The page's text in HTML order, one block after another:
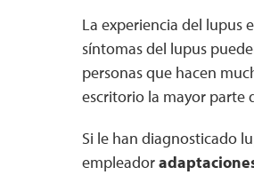
La experiencia del lupus
síntomas del lupus
personas que hacen
escritorio la mayor parte
Si le han diagnosticado
empleador